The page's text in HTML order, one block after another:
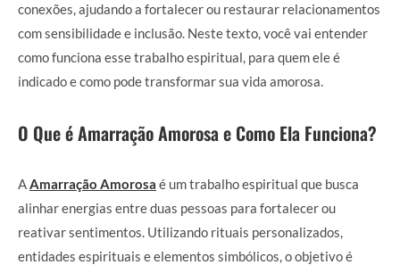
conexões, ajudando a fortalecer ou restaurar relacionamentos
com sensibilidade e inclusão. Neste texto, você vai entender
como funciona esse trabalho espiritual, para quem ele é
indicado e como pode transformar sua vida amorosa.
O Que é Amarração Amorosa e Como Ela Funciona?
AAmarração Amorosa é um trabalho espiritual que busca
alinhar energias entre duas pessoas para fortalecer ou
reativar sentimentos. Utilizando rituais personalizados,
entidades espirituais e elementos simbólicos, o objetivo é